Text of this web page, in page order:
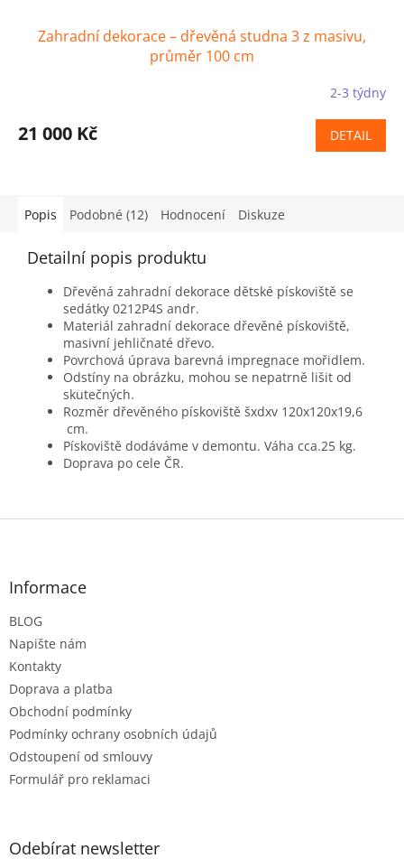
Zahradní dekorace – dřevěná studna 3 z masivu,
průměr 100 cm
2-3 týdny
21 000 Kč DETAIL
Popis Podobné (12) Hodnocení Diskuze
Detailní popis produktu
Dřevěná zahradní dekorace dětské pískoviště se
sedátky 0212P4S andr.
Materiál zahradní dekorace dřevěné pískoviště,
masivní jehličnaté dřevo.
Povrchová úprava barevná impregnace mořidlem.
Odstíny na obrázku, mohou se nepatrně lišit od
skutečných.
Rozměr dřevěného pískoviště šxdxv 120x120x19,6
cm.
Pískoviště dodáváme v demontu. Váha cca.25 kg.
Doprava po cele ČR.
Z
Informace
BLOG
Napište nám
Kontakty
Doprava a platba
Obchodní podmínky
Podmínky ochrany osobních údajů
Odstoupení od smlouvy
Formulář pro reklamaci
Odebírat newsletter